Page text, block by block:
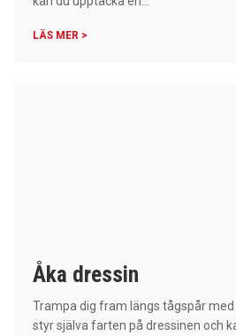
LÄS MER >
Åka dressin
Trampa dig fram längs tågspår med
styr själva farten på dressinen och